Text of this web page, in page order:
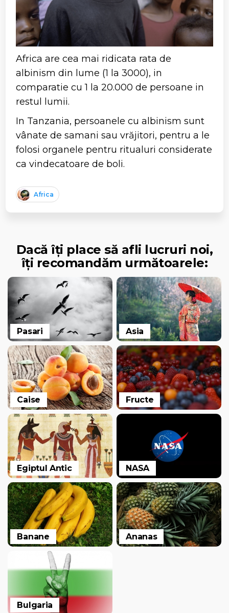
Africa are cea mai ridicata rata de
albinism din lume (1 la 3000), in
comparatie cu 1 la 20.000 de persoane in
restul lumii.
In Tanzania, persoanele cu albinism sunt
vânate de samani sau vrăjitori, pentru a le
folosi organele pentru ritualuri considerate
ca vindecatoare de boli.
Africa
Dacă îți place să afli lucruri noi,
îți recomandăm următoarele:
Pasari Asia
Caise Fructe
Egiptul Antic NASA
Banane Ananas
Bulgaria